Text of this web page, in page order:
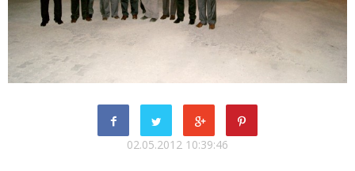
02.05.2012 10:39:46